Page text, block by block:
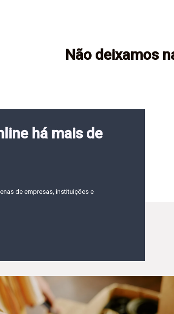
Não deixamos
há mais de
de empresas, instituições e